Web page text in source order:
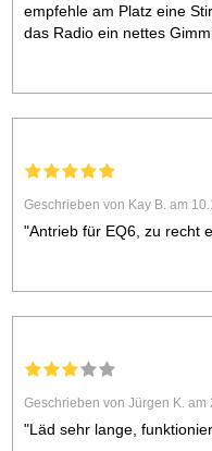
empfehle am Platz eine
das Radio ein nettes
Geschrieben von Kay B. am
"Antrieb für EQ6, zu recht
Geschrieben von Jürgen K. am
"Läd sehr lange,